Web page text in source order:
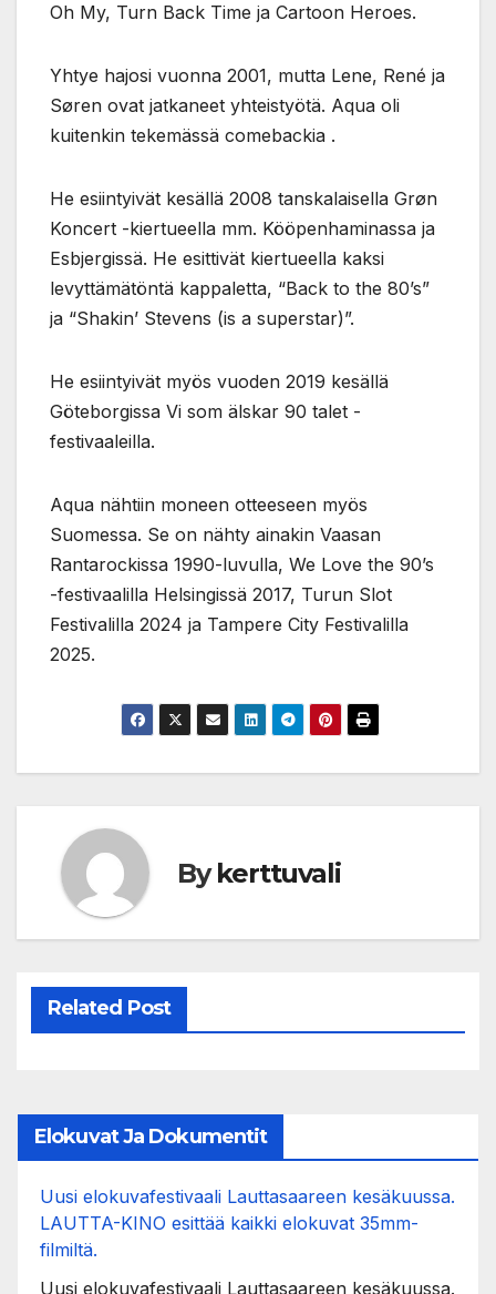
Oh My, Turn Back Time ja Cartoon Heroes.
Yhtye hajosi vuonna 2001, mutta Lene, René ja
Søren ovat jatkaneet yhteistyötä. Aqua oli
kuitenkin tekemässä comebackia .
He esiintyivät kesällä 2008 tanskalaisella Grøn
Koncert -kiertueella mm. Kööpenhaminassa ja
Esbjergissä. He esittivät kiertueella kaksi
levyttämätöntä kappaletta, “Back to the 80’s”
ja “Shakin’ Stevens (is a superstar)”.
He esiintyivät myös vuoden 2019 kesällä
Göteborgissa Vi som älskar 90 talet -
festivaaleilla.
Aqua nähtiin moneen otteeseen myös
Suomessa. Se on nähty ainakin Vaasan
Rantarockissa 1990-luvulla, We Love the 90’s
-festivaalilla Helsingissä 2017, Turun Slot
Festivalilla 2024 ja Tampere City Festivalilla
2025.
Bykerttuvali
Related Post
Elokuvat Ja Dokumentit
Uusi elokuvafestivaali Lauttasaareen kesäkuussa.
LAUTTA-KINO esittää kaikki elokuvat 35mm-
filmiltä.
Uusi elokuvafestivaali Lauttasaareen kesäkuussa.